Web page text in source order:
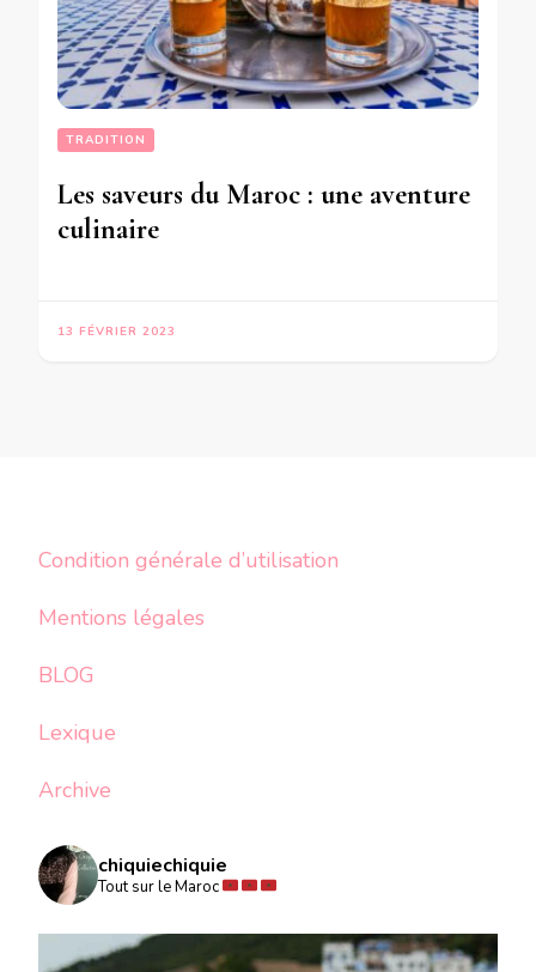
TRADITION
Les saveurs du Maroc : une aventure
culinaire
13 FÉVRIER 2023
Condition générale d’utilisation
Mentions légales
BLOG
Lexique
Archive
chiquiechiquie
Tout sur le Maroc